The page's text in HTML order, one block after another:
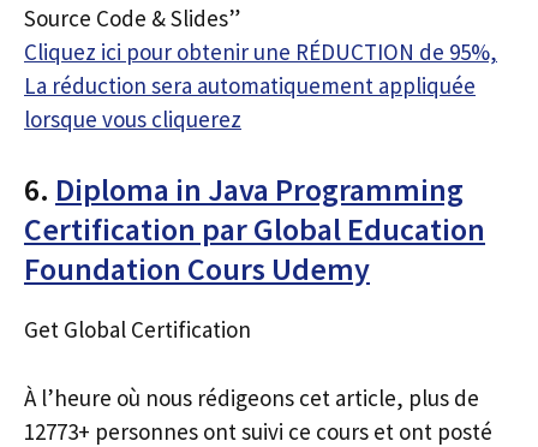
Source Code & Slides”
Cliquez ici pour obtenir une RÉDUCTION de 95%,
La réduction sera automatiquement appliquée
lorsque vous cliquerez
6. Diploma in Java Programming
Certification par Global Education
Foundation Cours Udemy
Get Global Certification
À l’heure où nous rédigeons cet article, plus de
12773+ personnes ont suivi ce cours et ont posté